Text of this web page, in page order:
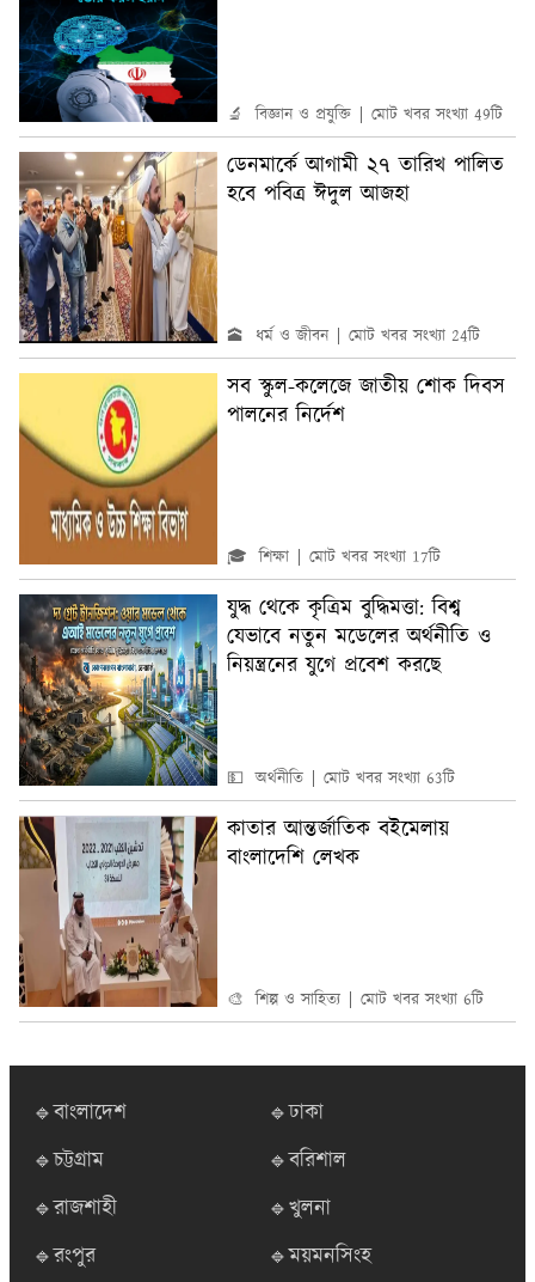
🔬 বিজ্ঞান ও প্রযুক্তি মোট খবর সংখ্যা 49টি
ডেনমার্কে আগামী ২৭ তারিখ পালিত
হবে পবিত্র ঈদুল আজহা
🕋 ধর্ম ও জীবন মোট খবর সংখ্যা 24টি
সব স্কুল-কলেজে জাতীয় শোক দিবস
পালনের নির্দেশ
🎓 শিক্ষা মোট খবর সংখ্যা 17টি
যুদ্ধ থেকে কৃত্রিম বুদ্ধিমত্তা: বিশ্ব
যেভাবে নতুন মডেলের অর্থনীতি ও
নিয়ন্ত্রনের যুগে প্রবেশ করছে
💵 অর্থনীতি মোট খবর সংখ্যা 63টি
কাতার আন্তর্জাতিক বইমেলায়
বাংলাদেশি লেখক
🎨 শিল্প ও সাহিত্য মোট খবর সংখ্যা 6টি
🔹বাংলাদেশ
🔹ঢাকা
🔹চট্টগ্রাম
🔹বরিশাল
🔹রাজশাহী
🔹খুলনা
🔹রংপুর
🔹ময়মনসিংহ